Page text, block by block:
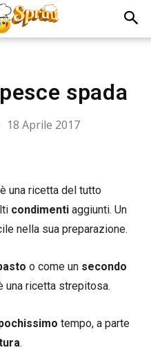
spada
18 Aprile 2017
è una ricetta del tutto
condimenti aggiunti. Un
nella sua preparazione.
o come un secondo
una ricetta strepitosa.
tempo, a parte
.